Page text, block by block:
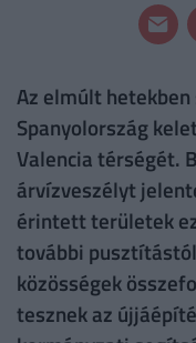
Az elmúlt
Spanyolország
Valencia térségét.
árvízveszélyt
érintett területek
további
közösségek
tesznek az